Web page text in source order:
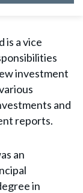
is a vice
investment
and
reports.
an
in